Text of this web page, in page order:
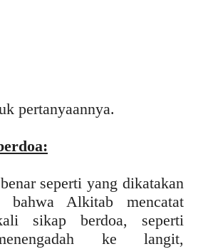
pertanyaannya.
seperti yang dikatakan
bahwa Alkitab mencatat
sikap berdoa, seperti
ke langit,